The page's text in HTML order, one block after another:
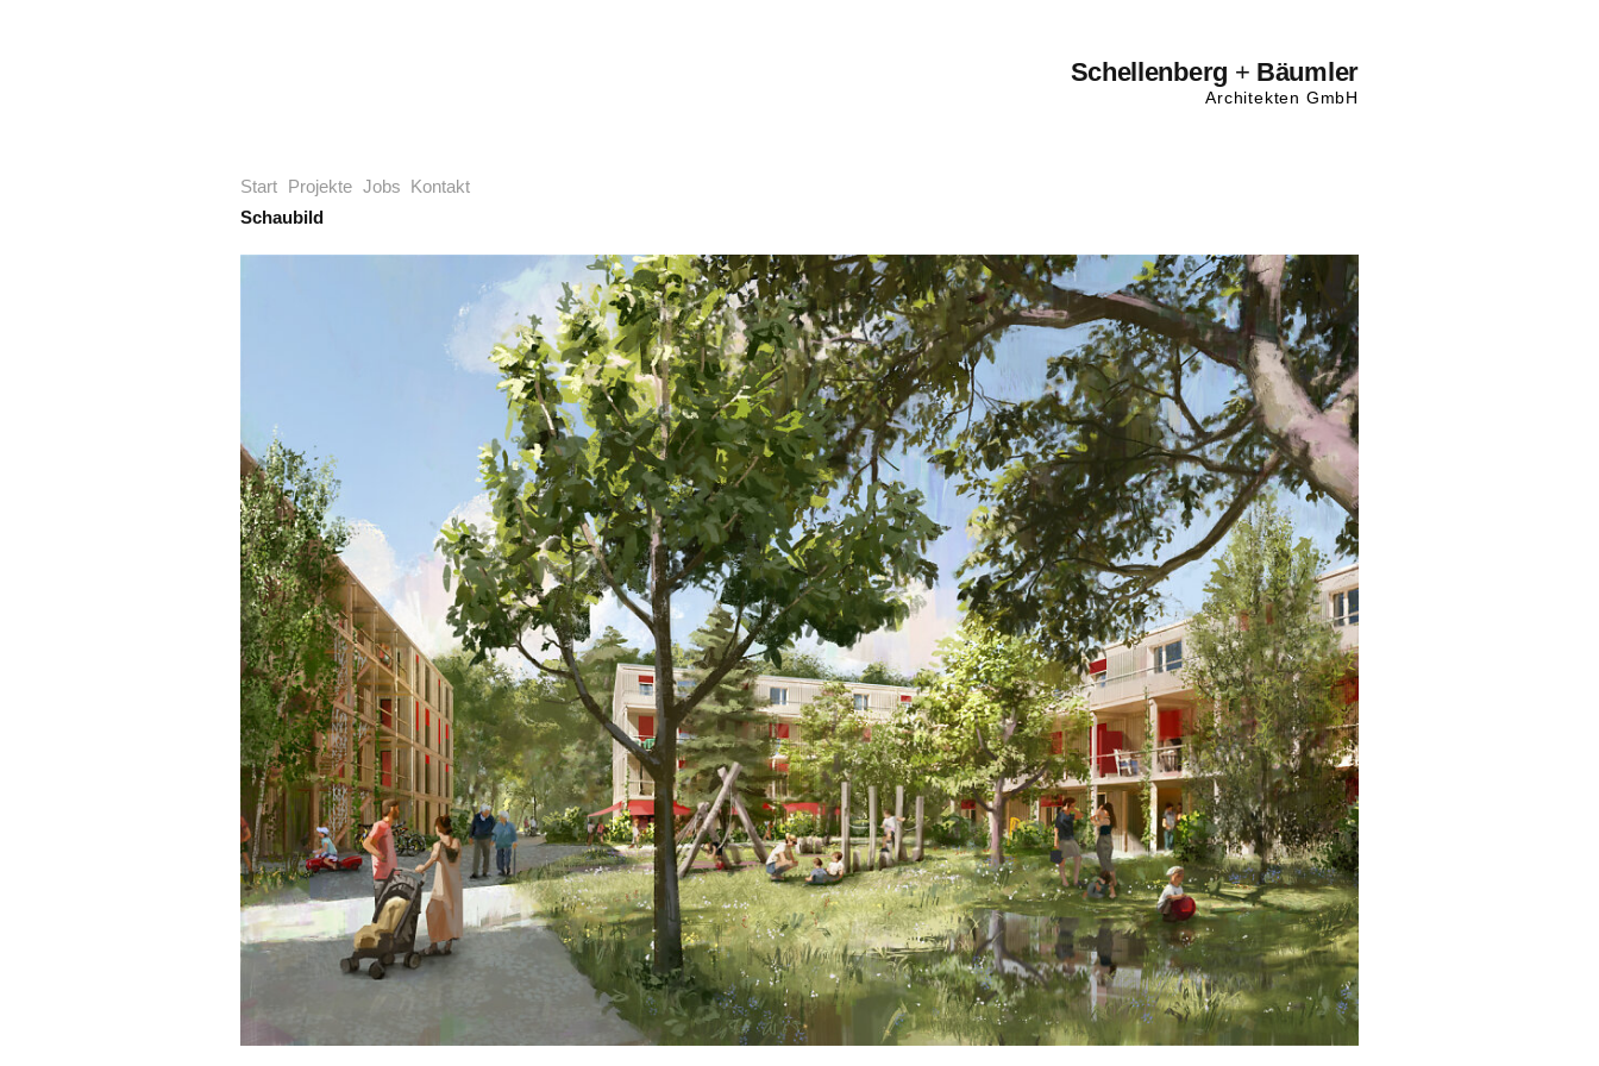
Schellenberg + Bäumler
Architekten GmbH
Start Projekte Jobs
Kontakt
Schaubild